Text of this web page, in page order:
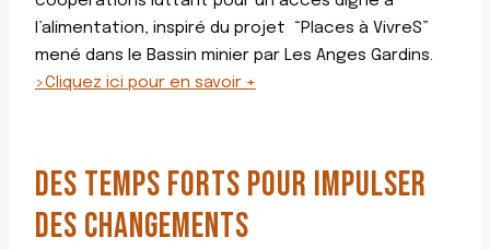
l’alimentation, inspiré du projet “Places à VivreS”
mené dans le Bassin minier par Les Anges Gardins.
>Cliquez ici pour en savoir +
DES TEMPS FORTS POUR IMPULSER
DES CHANGEMENTS